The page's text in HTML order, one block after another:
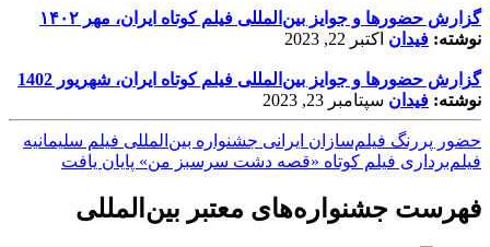
گزارش حضورها و جوایز بین‌المللی فیلم کوتاه ایران، مهر ۱۴۰۲
نوشته: فیدان اکتبر 22, 2023
گزارش حضورها و جوایز بین‌المللی فیلم کوتاه ایران، شهریور 1402
نوشته: فیدان سپتامبر 23, 2023
حضور پررنگ فیلم‌سازان ایرانی جشنواره بین‌المللی فیلم سلیمانیه
فیلم‌برداری فیلم کوتاه «قصه دشت سرسبز من» پایان یافت
فهرست جشنواره‌های معتبر بین‌المللی